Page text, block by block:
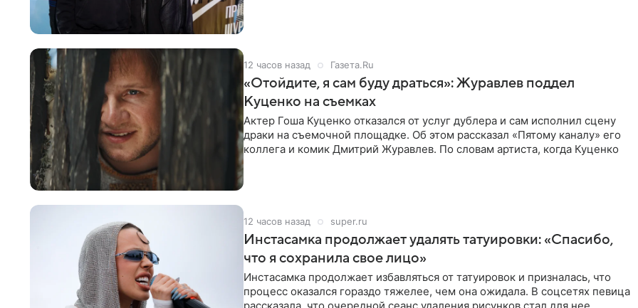
12 часов назад Газета.Ru
«Отойдите, я сам буду драться»: Журавлев поддел
Куценко на съемках
Актер Гоша Куценко отказался от услуг дублера и сам исполнил сцену
драки на съемочной площадке. Об этом рассказал «Пятому каналу» его
коллега и комик Дмитрий Журавлев. По словам артиста, когда Куценко
12 часов назад super.ru
Инстасамка продолжает удалять татуировки: «Спасибо,
что я сохранила свое лицо»
Инстасамка продолжает избавляться от татуировок и призналась, что
процесс оказался гораздо тяжелее, чем она ожидала. В соцсетях певица